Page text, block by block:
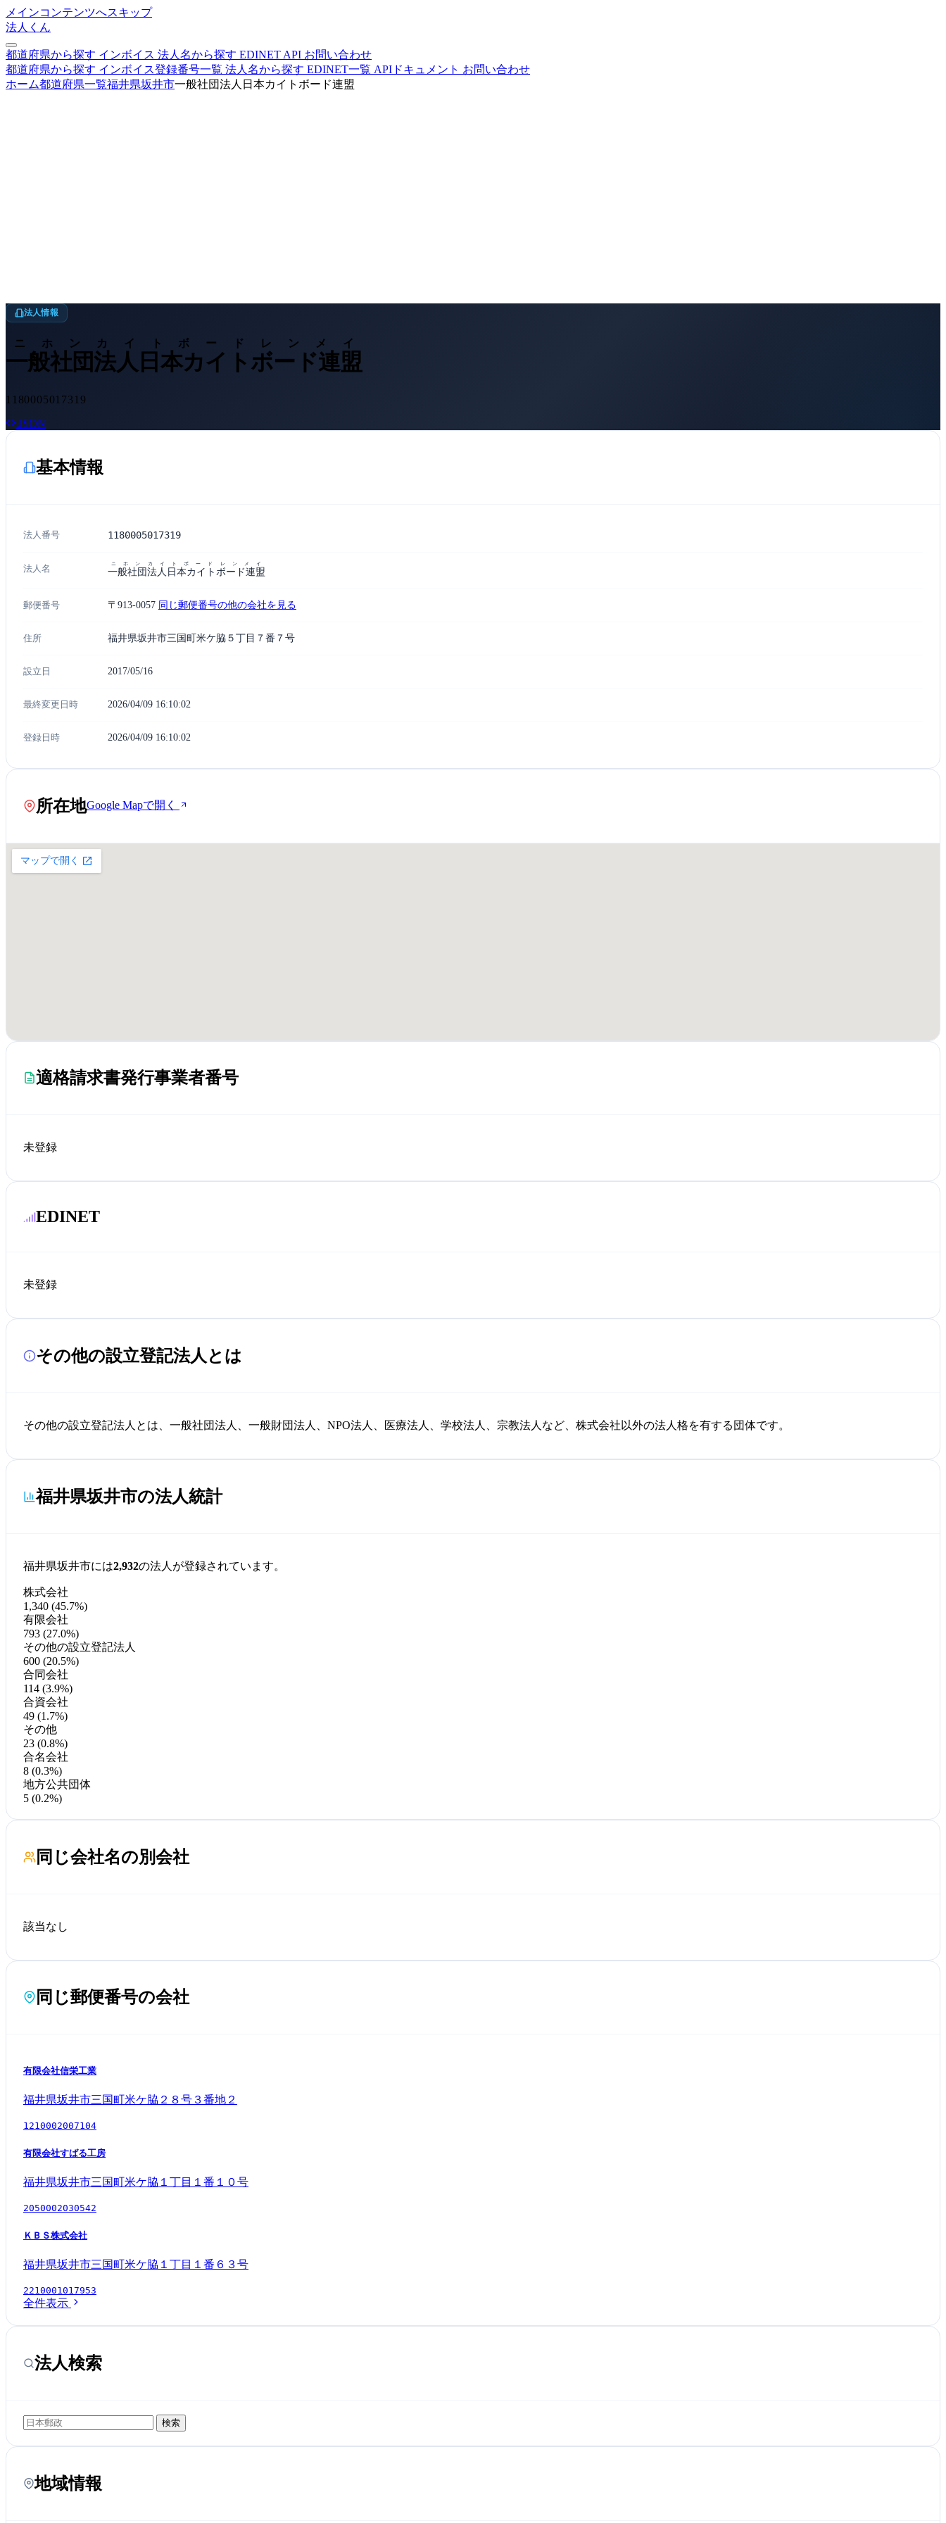
メインコンテンツへスキップ
法人くん
都道府県から探す インボイス 法人名から探す EDINET API お問い合わせ
都道府県から探す インボイス登録番号一覧 法人名から探す EDINET一覧 APIドキュメント お問い合わせ
ホーム都道府県一覧福井県坂井市一般社団法人日本カイトボード連盟
法人情報
一般社団法人日本カイトボード連盟
ニホンカイトボードレンメイ
1180005017319
JSON
基本情報
法人番号 1180005017319
法人名 一般社団法人日本カイトボード連盟
ニホンカイトボードレンメイ
郵便番号 〒913-0057 同じ郵便番号の他の会社を見る
住所 福井県坂井市三国町米ケ脇５丁目７番７号
設立日 2017/05/16
最終変更日時 2026/04/09 16:10:02
登録日時 2026/04/09 16:10:02
所在地Google Mapで開く
適格請求書発行事業者番号
未登録
EDINET
未登録
その他の設立登記法人とは
その他の設立登記法人とは、一般社団法人、一般財団法人、NPO法人、医療法人、学校法人、宗教法人など、株式会社以外の法人格を有する団体です。
福井県坂井市の法人統計
福井県坂井市には2,932の法人が登録されています。
株式会社
1,340 (45.7%)
有限会社
793 (27.0%)
その他の設立登記法人
600 (20.5%)
合同会社
114 (3.9%)
合資会社
49 (1.7%)
その他
23 (0.8%)
合名会社
8 (0.3%)
地方公共団体
5 (0.2%)
同じ会社名の別会社
該当なし
同じ郵便番号の会社
有限会社信栄工業
福井県坂井市三国町米ケ脇２８号３番地２
1210002007104
有限会社すばる工房
福井県坂井市三国町米ケ脇１丁目１番１０号
2050002030542
ＫＢＳ株式会社
福井県坂井市三国町米ケ脇１丁目１番６３号
2210001017953
全件表示
法人検索
検索
地域情報